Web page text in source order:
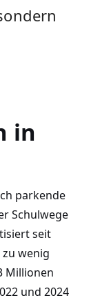
in
parkende
Schulwege
seit
wenig
Millionen
und 2024